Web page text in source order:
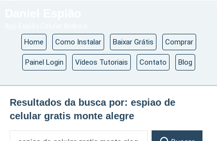
Home Como Instalar Baixar Grátis Comprar
Painel Login Vídeos Tutoriais Contato Blog
Resultados da busca por: espiao de
celular gratis monte alegre